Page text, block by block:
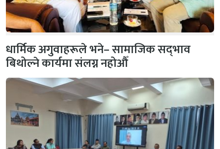
धार्मिक अगुवाहरूले भने– सामाजिक सद्‌भाव
बिथोल्ने कार्यमा संलग्न नहोऔँ